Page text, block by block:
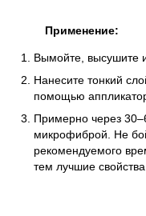
Применение:
Вымойте, высушите
Нанесите тонкий
помощью
Примерно через
микрофиброй. Не
рекомендуемого
тем лучшие